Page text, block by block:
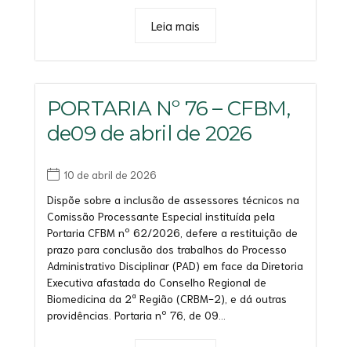
Leia mais
PORTARIA Nº 76 – CFBM,
de09 de abril de 2026
10 de abril de 2026
Dispõe sobre a inclusão de assessores técnicos na
Comissão Processante Especial instituída pela
Portaria CFBM nº 62/2026, defere a restituição de
prazo para conclusão dos trabalhos do Processo
Administrativo Disciplinar (PAD) em face da Diretoria
Executiva afastada do Conselho Regional de
Biomedicina da 2ª Região (CRBM-2), e dá outras
providências. Portaria nº 76, de 09...